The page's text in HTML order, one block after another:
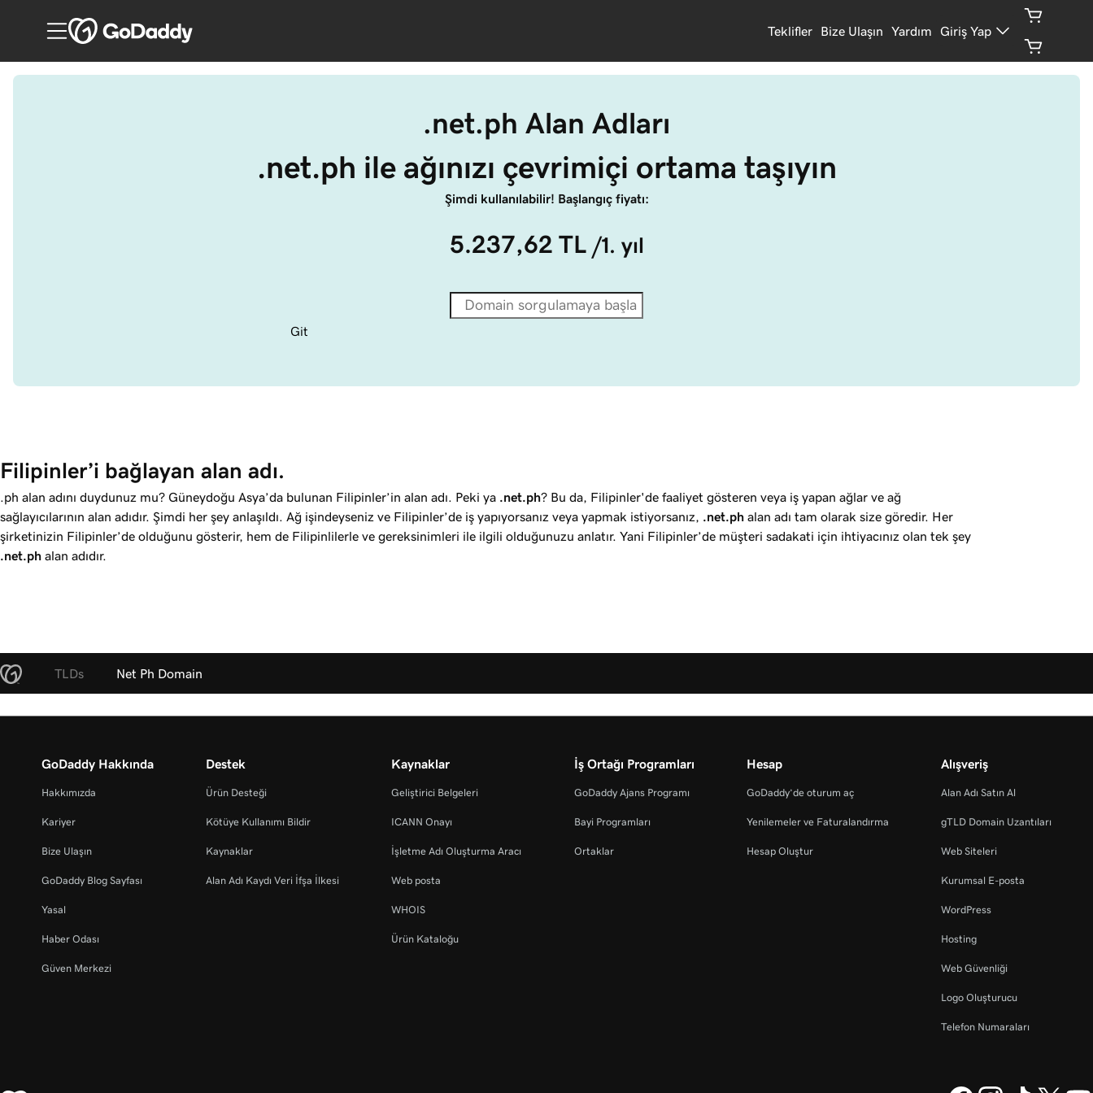
Teklifler Bize Ulaşın Yardım Giriş Yap
.net.ph Alan Adları
.net.ph ile ağınızı çevrimiçi ortama taşıyın
Şimdi kullanılabilir! Başlangıç fiyatı:
5.237,62 TL /1. yıl
Git
Filipinler’i bağlayan alan adı.
.ph alan adını duydunuz mu? Güneydoğu Asya’da bulunan Filipinler’in alan adı. Peki ya .net.ph? Bu da, Filipinler'de faaliyet gösteren veya iş yapan ağlar ve ağ
sağlayıcılarının alan adıdır. Şimdi her şey anlaşıldı. Ağ işindeyseniz ve Filipinler’de iş yapıyorsanız veya yapmak istiyorsanız,
.net.ph alan adı tam olarak size göredir. Her
şirketinizin Filipinler’de olduğunu gösterir, hem de Filipinlilerle ve gereksinimleri ile ilgili olduğunuzu anlatır. Yani Filipinler’de müşteri sadakati için ihtiyacınız olan tek şey
.net.ph alan adıdır.
TLDs Net Ph Domain
GoDaddy Hakkında
Hakkımızda
Kariyer
Bize Ulaşın
GoDaddy Blog Sayfası
Yasal
Haber Odası
Güven Merkezi
Destek
Ürün Desteği
Kötüye Kullanımı Bildir
Kaynaklar
Alan Adı Kaydı Veri İfşa İlkesi
Kaynaklar
Geliştirici Belgeleri
ICANN Onayı
İşletme Adı Oluşturma Aracı
Web posta
WHOIS
Ürün Kataloğu
İş Ortağı Programları
GoDaddy Ajans Programı
Bayi Programları
Ortaklar
Hesap
GoDaddy’de oturum aç
Yenilemeler ve Faturalandırma
Hesap Oluştur
Alışveriş
Alan Adı Satın Al
gTLD Domain Uzantıları
Web Siteleri
Kurumsal E-posta
WordPress
Hosting
Web Güvenliği
Logo Oluşturucu
Telefon Numaraları